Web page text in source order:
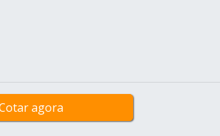
agora